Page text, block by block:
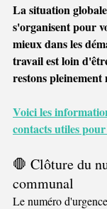
La situation
s'organisent pour
mieux dans les
travail est loin
restons pleinement
Voici les
contacts utiles
🛑 Clôture du
communal
Le numéro